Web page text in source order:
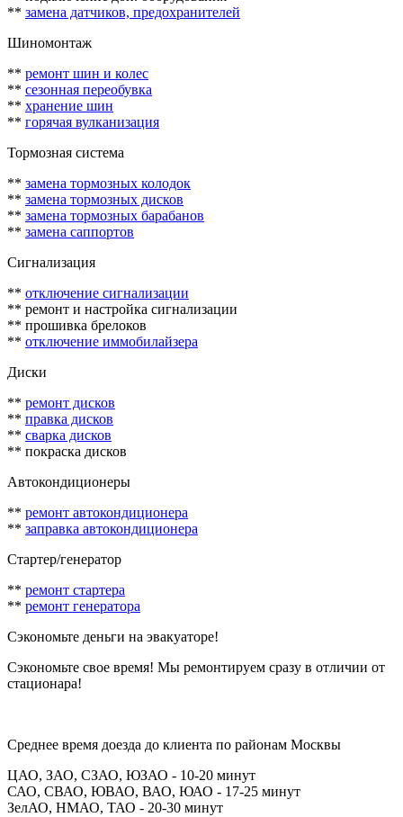
** замена датчиков, предохранителей
Шиномонтаж
** ремонт шин и колес
** сезонная переобувка
** хранение шин
** горячая вулканизация
Тормозная система
** замена тормозных колодок
** замена тормозных дисков
** замена тормозных барабанов
** замена саппортов
Сигнализация
** отключение сигнализации
** ремонт и настройка сигнализации
** прошивка брелоков
** отключение иммобилайзера
Диски
** ремонт дисков
** правка дисков
** сварка дисков
** покраска дисков
Автокондиционеры
** ремонт автокондиционера
** заправка автокондиционера
Стартер/генератор
** ремонт стартера
** ремонт генератора
Сэкономьте деньги на эвакуаторе!
Сэкономьте свое время! Мы ремонтируем сразу в отличии от
стационара!
Среднее время доезда до клиента по районам Москвы
ЦАО, ЗАО, СЗАО, ЮЗАО - 10-20 минут
САО, СВАО, ЮВАО, ВАО, ЮАО - 17-25 минут
ЗелАО, НМАО, ТАО - 20-30 минут